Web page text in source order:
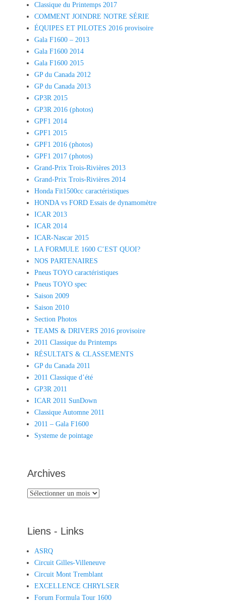
Classique du Printemps 2017
COMMENT JOINDRE NOTRE SÉRIE
ÉQUIPES ET PILOTES 2016 provisoire
Gala F1600 – 2013
Gala F1600 2014
Gala F1600 2015
GP du Canada 2012
GP du Canada 2013
GP3R 2015
GP3R 2016 (photos)
GPF1 2014
GPF1 2015
GPF1 2016 (photos)
GPF1 2017 (photos)
Grand-Prix Trois-Rivières 2013
Grand-Prix Trois-Rivières 2014
Honda Fit1500cc caractéristiques
HONDA vs FORD Essais de dynamomètre
ICAR 2013
ICAR 2014
ICAR-Nascar 2015
LA FORMULE 1600 C’EST QUOI?
NOS PARTENAIRES
Pneus TOYO caractéristiques
Pneus TOYO spec
Saison 2009
Saison 2010
Section Photos
TEAMS & DRIVERS 2016 provisoire
2011 Classique du Printemps
RÉSULTATS & CLASSEMENTS
GP du Canada 2011
2011 Classique d’été
GP3R 2011
ICAR 2011 SunDown
Classique Automne 2011
2011 – Gala F1600
Systeme de pointage
Archives
Archives
Liens - Links
ASRQ
Circuit Gilles-Villeneuve
Circuit Mont Tremblant
EXCELLENCE CHRYLSER
Forum Formula Tour 1600